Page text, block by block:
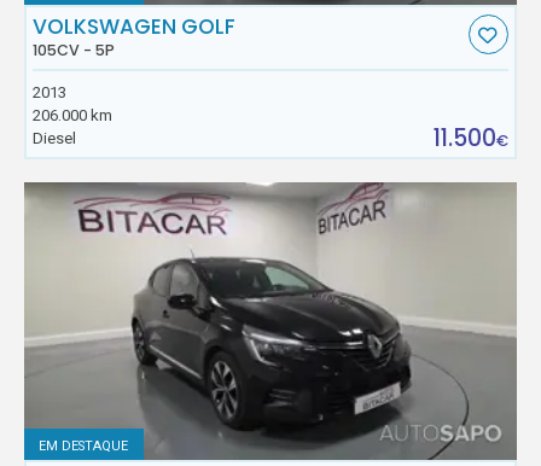
VOLKSWAGEN GOLF
105CV - 5P
2013
206.000 km
Diesel
11.500€
EM DESTAQUE